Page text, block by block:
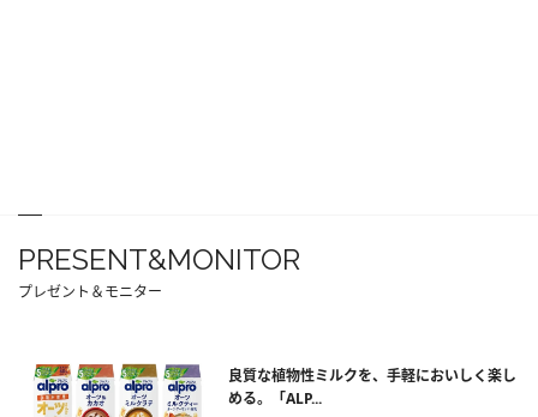
PRESENT&MONITOR
プレゼント＆モニター
良質な植物性ミルクを、手軽においしく楽し
める。「ALP...